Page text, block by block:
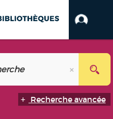
Recherche avancée